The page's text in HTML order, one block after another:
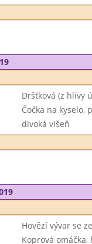
Dršťková (z hlívy
Čočka na kyselo,
divoká višeň
Hovězí vývar se
Koprová omáčka,